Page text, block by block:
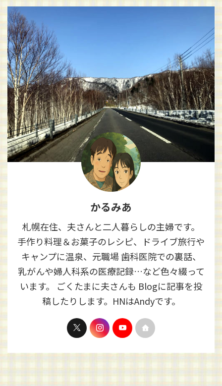
かるみあ
札幌在住、夫さんと二人暮らしの主婦です。
手作り料理＆お菓子のレシピ、ドライブ旅行や
キャンプに温泉、元職場 歯科医院での裏話、
乳がんや婦人科系の医療記録…など色々綴って
います。 ごくたまに夫さんも Blogに記事を投
稿したりします。HNはAndyです。